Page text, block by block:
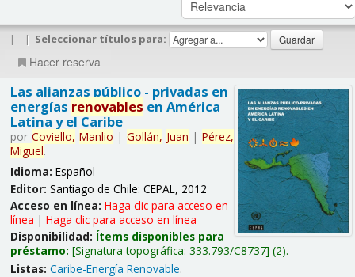
| | Seleccionar títulos para:
Hacer reserva
Las alianzas público - privadas en
energías renovables en América
Latina y el Caribe
por Coviello, Manlio | Gollán, Juan | Pérez,
Miguel.
Idioma: Español
Editor: Santiago de Chile: CEPAL, 2012
Acceso en línea: Haga clic para acceso en
línea | Haga clic para acceso en línea
Disponibilidad: Ítems disponibles para
préstamo: Signatura topográfica: 333.793/C8737 (2).
Listas: Caribe-Energía Renovable.